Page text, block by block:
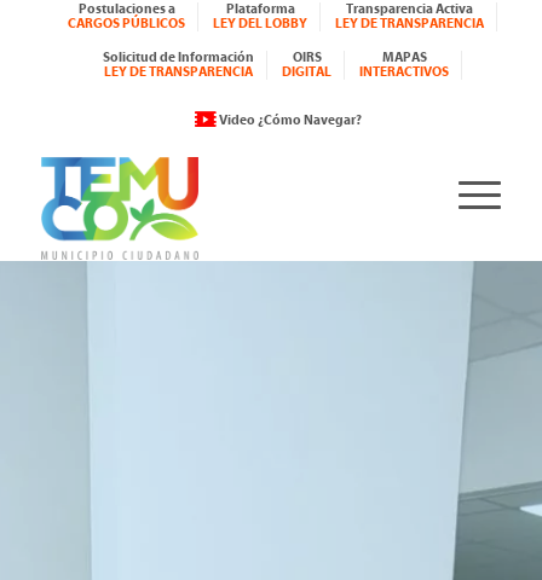
Postulaciones a
CARGOS PÚBLICOS
Plataforma
LEY DEL LOBBY
Transparencia Activa
LEY DE TRANSPARENCIA
Solicitud de Información
LEY DE TRANSPARENCIA
OIRS
DIGITAL
MAPAS
INTERACTIVOS
Video ¿Cómo Navegar?